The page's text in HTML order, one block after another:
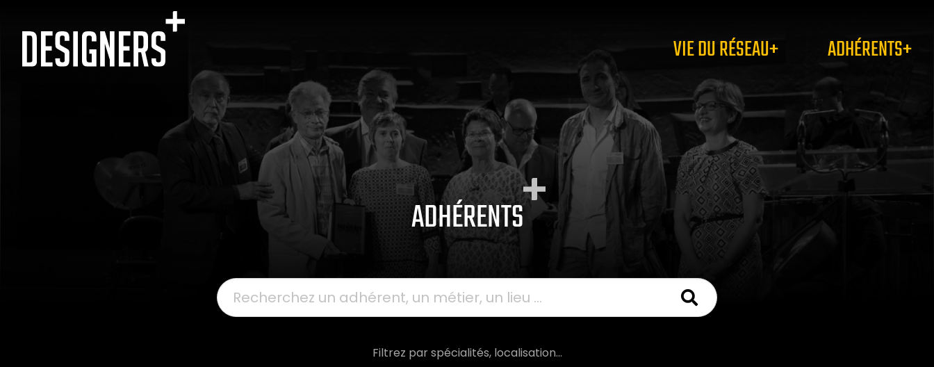
VIE DU RÉSEAU+ ADHÉRENTS+
ADHÉRENTS
Filtrez par spécialités, localisation...